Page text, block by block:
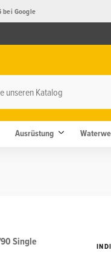
bei Google
Ausrüstung